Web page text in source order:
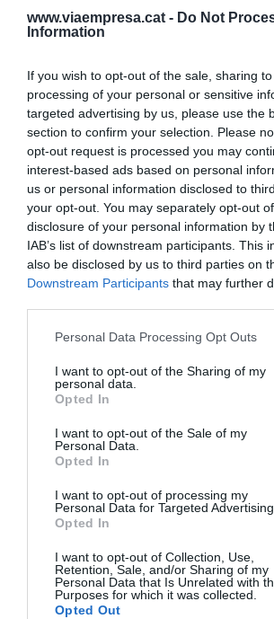
www.viaempresa.cat - Do Not
Information
If you wish to opt-out of the sale, sharing
processing of your personal or sensitive
targeted advertising by us, please use the
section to confirm your selection. Please
opt-out request is processed you may
interest-based ads based on personal
us or personal information disclosed to
your opt-out. You may separately opt-out
disclosure of your personal information by
IAB’s list of downstream participants. This
also be disclosed by us to third parties on
Downstream Participants that may further
Personal Data Processing Opt Outs
I want to opt-out of the Sharing of my
personal data.
Opted In
I want to opt-out of the Sale of my
Personal Data.
Opted In
I want to opt-out of processing my
Personal Data for Targeted Advertising.
Opted In
I want to opt-out of Collection, Use,
Retention, Sale, and/or Sharing of my
Personal Data that Is Unrelated with
Purposes for which it was collected.
Opted Out